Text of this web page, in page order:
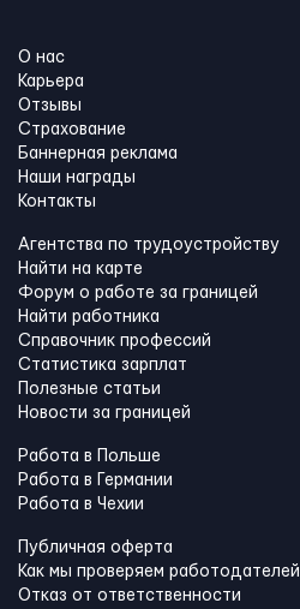
О нас
Карьера
Отзывы
Страхование
Баннерная реклама
Наши награды
Контакты
Агентства по трудоустройству
Найти на карте
Форум о работе за границей
Найти работника
Справочник профессий
Статистика зарплат
Полезные статьи
Новости за границей
Работа в Польше
Работа в Германии
Работа в Чехии
Публичная оферта
Как мы проверяем работодателей
Отказ от ответственности